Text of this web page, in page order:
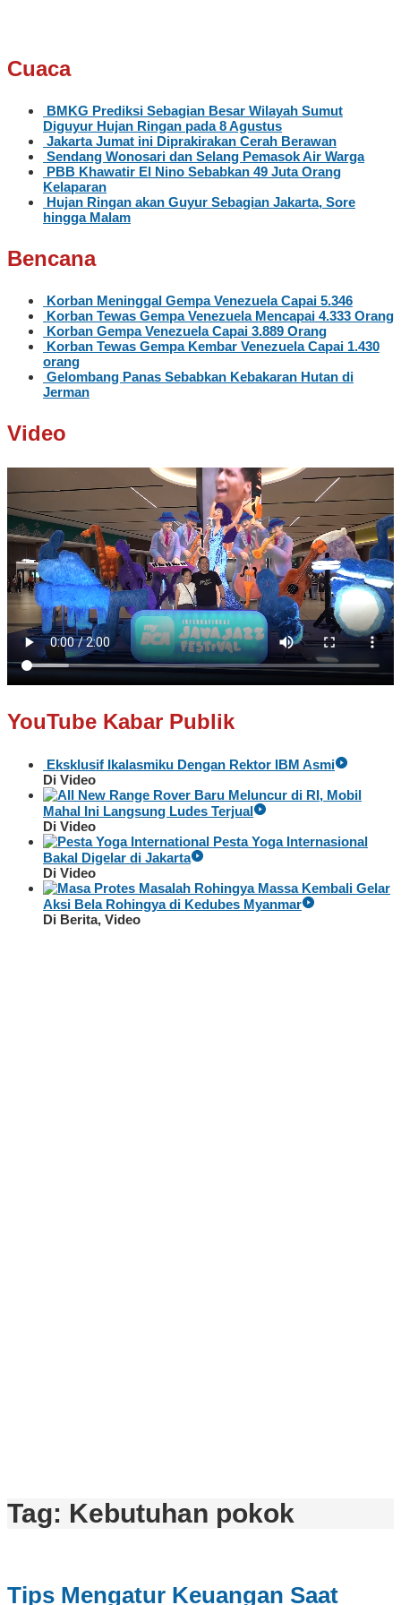
Cuaca
BMKG Prediksi Sebagian Besar Wilayah Sumut
Diguyur Hujan Ringan pada 8 Agustus
Jakarta Jumat ini Diprakirakan Cerah Berawan
Sendang Wonosari dan Selang Pemasok Air Warga
PBB Khawatir El Nino Sebabkan 49 Juta Orang
Kelaparan
Hujan Ringan akan Guyur Sebagian Jakarta, Sore
hingga Malam
Bencana
Korban Meninggal Gempa Venezuela Capai 5.346
Korban Tewas Gempa Venezuela Mencapai 4.333 Orang
Korban Gempa Venezuela Capai 3.889 Orang
Korban Tewas Gempa Kembar Venezuela Capai 1.430
orang
Gelombang Panas Sebabkan Kebakaran Hutan di
Jerman
Video
YouTube Kabar Publik
Eksklusif Ikalasmiku Dengan Rektor IBM Asmi
Di Video
Baru Meluncur di RI, Mobil
Mahal Ini Langsung Ludes Terjual
Di Video
Pesta Yoga Internasional
Bakal Digelar di Jakarta
Di Video
Massa Kembali Gelar
Aksi Bela Rohingya di Kedubes Myanmar
Di Berita, Video
Tag: Kebutuhan pokok
Tips Mengatur Keuangan Saat